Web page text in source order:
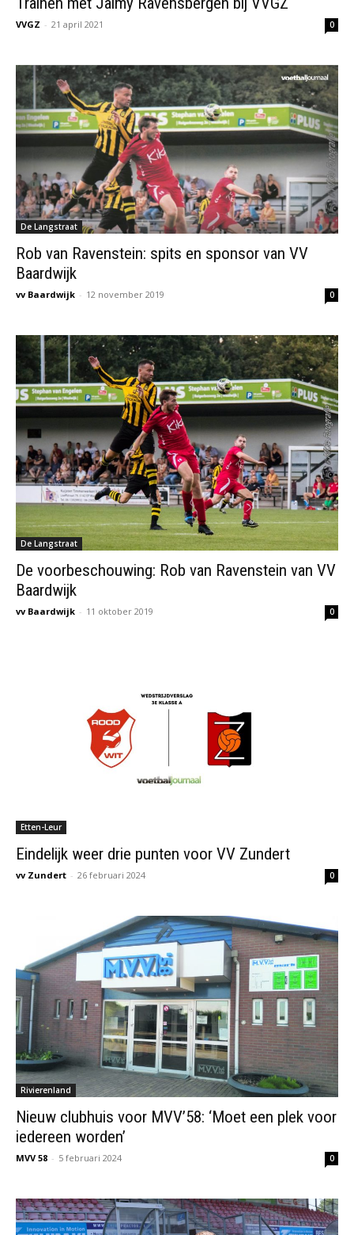
VVGZ - 21 april 2021 0
De Langstraat
Rob van Ravenstein: spits en sponsor van VV
Baardwijk
vv Baardwijk - 12 november 2019 0
De Langstraat
De voorbeschouwing: Rob van Ravenstein van VV
Baardwijk
vv Baardwijk - 11 oktober 2019 0
Etten-Leur
Eindelijk weer drie punten voor VV Zundert
vv Zundert - 26 februari 2024 0
Rivierenland
Nieuw clubhuis voor MVV’58: ‘Moet een plek voor
iedereen worden’
MVV 58 - 5 februari 2024 0